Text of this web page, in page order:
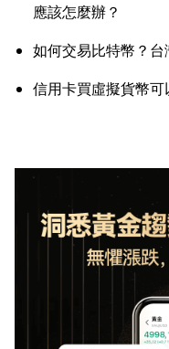
應該怎麼辦？
如何交易比特幣？
信用卡買虛擬貨幣